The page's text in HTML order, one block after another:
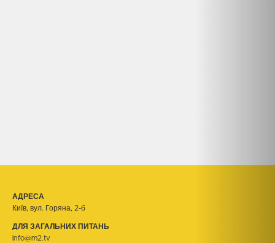
АДРЕСА
Київ, вул. Горяна, 2-б
ДЛЯ ЗАГАЛЬНИХ ПИТАНЬ
info@m2.tv